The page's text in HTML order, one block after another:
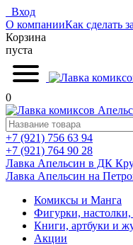
Вход
О компанииКак сделать
Корзина
пуста
0
+7 (921) 756 63 94
+7 (921) 764 90 28
Лавка Апельсин в ДК
Лавка Апельсин на
Комиксы и Манга
Фигурки,
Книги, артбуки и
Акции